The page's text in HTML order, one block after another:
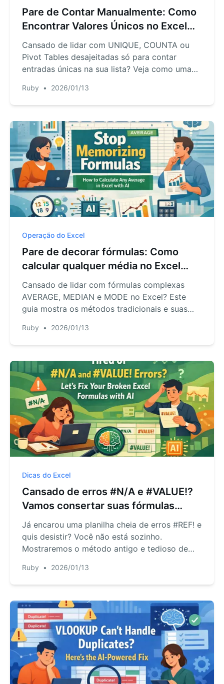
Pare de Contar Manualmente: Como
Encontrar Valores Únicos no Excel
com AI
Cansado de lidar com UNIQUE, COUNTA ou
Pivot Tables desajeitadas só para contar
entradas únicas na sua lista? Veja como uma
permite encontrar valores únicos ou distintos
com uma frase simples, poupando tempo e
Ruby • 2026/01/13
Operação do Excel
Pare de decorar fórmulas: Como
calcular qualquer média no Excel
com IA
Cansado de lidar com fórmulas complexas
AVERAGE, MEDIAN e MODE no Excel? Este
guia mostra os métodos tradicionais e suas
usando o Excel AI para calcular qualquer tipo
de média com comandos em linguagem
Ruby • 2026/01/13
Dicas do Excel
Cansado de erros #N/A e #VALUE!?
Vamos consertar suas fórmulas
quebradas do Excel com IA
Já encarou uma planilha cheia de erros #REF! e
quis desistir? Você não está sozinho.
Mostraremos o método antigo e tedioso de
revolucionária usando o Excel AI para corrigi-
las em segundos com linguagem natural.
Ruby • 2026/01/13